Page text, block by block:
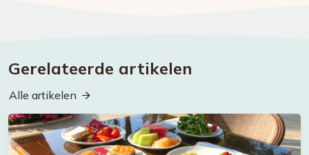
Gerelateerde artikelen
Alle artikelen